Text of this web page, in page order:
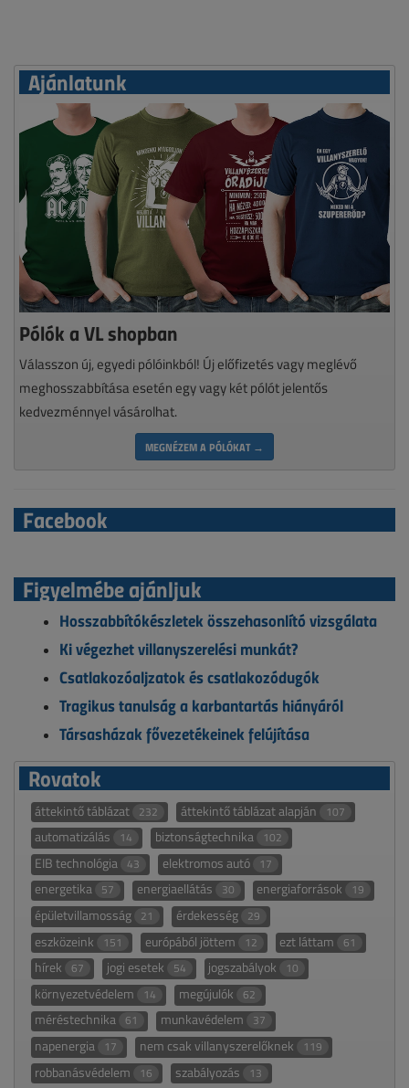
Ajánlatunk
Pólók a VL shopban
Válasszon új, egyedi pólóinkból! Új előfizetés vagy meglévő
meghosszabbítása esetén egy vagy két pólót jelentős
kedvezménnyel vásárolhat.
MEGNÉZEM A PÓLÓKAT →
Facebook
Figyelmébe ajánljuk
Hosszabbítókészletek összehasonlító vizsgálata
Ki végezhet villanyszerelési munkát?
Csatlakozóaljzatok és csatlakozódugók
Tragikus tanulság a karbantartás hiányáról
Társasházak fővezetékeinek felújítása
Rovatok
áttekintő táblázat 232 áttekintő táblázat alapján 107
automatizálás 14 biztonságtechnika 102
EIB technológia 43 elektromos autó 17
energetika 57 energiaellátás 30 energiaforrások 19
épületvillamosság 21 érdekesség 29
eszközeink 151 európából jöttem 12 ezt láttam 61
hírek 67 jogi esetek 54 jogszabályok 10
környezetvédelem 14 megújulók 62
méréstechnika 61 munkavédelem 37
napenergia 17 nem csak villanyszerelőknek 119
robbanásvédelem 16 szabályozás 13